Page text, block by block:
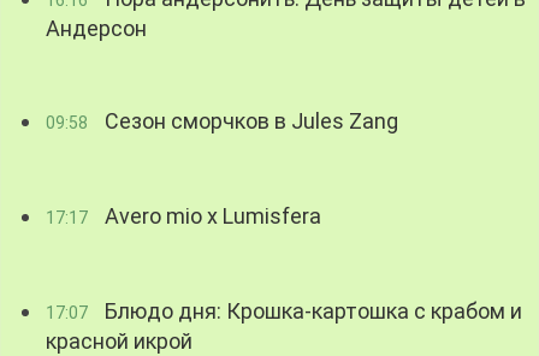
Андерсон
09:58 Сезон сморчков в Jules Zang
17:17 Avero mio x Lumisfera
17:07
Блюдо дня: Крошка-картошка с крабом и
красной икрой